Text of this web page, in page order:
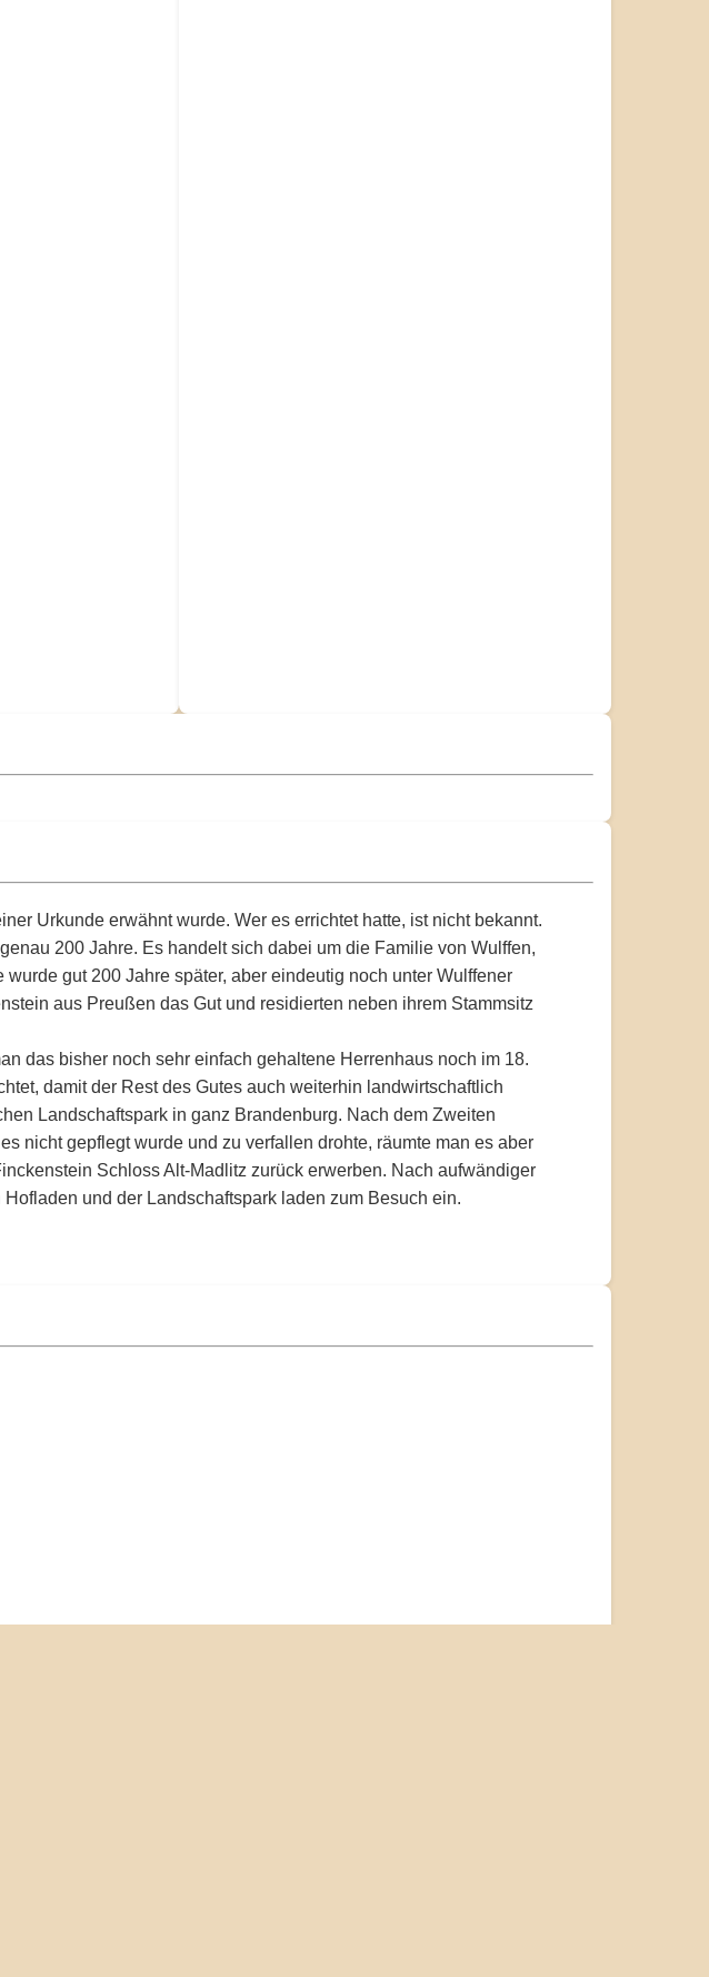
Urkunde erwähnt wurde. Wer es errichtet hatte, ist nicht bekannt.
200 Jahre. Es handelt sich dabei um die Familie von Wulffen,
gut 200 Jahre später, aber eindeutig noch unter Wulffener
aus Preußen das Gut und residierten neben ihrem Stammsitz
das bisher noch sehr einfach gehaltene Herrenhaus noch im 18.
damit der Rest des Gutes auch weiterhin landwirtschaftlich
Landschaftspark in ganz Brandenburg. Nach dem Zweiten
nicht gepflegt wurde und zu verfallen drohte, räumte man es aber
Schloss Alt-Madlitz zurück erwerben. Nach aufwändiger
und der Landschaftspark laden zum Besuch ein.